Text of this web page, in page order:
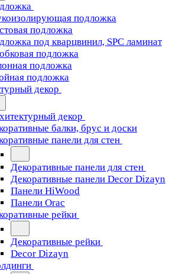
подложка
подложка
под кварцвинил, SPC ламинат
подложка
подложка
подложка
декор
декор
балки, брус и доски
панели для стен
Декоративные панели для стен
Декоративные панели Decor Dizayn
Панели HiWood
Панели Orac
рейки
Декоративные рейки
Decor Dizayn